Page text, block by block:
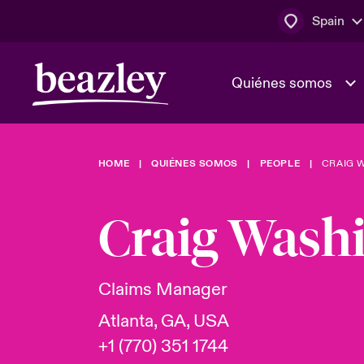
Spain
Quiénes somos
Quiénes somos
El Consejo
Trabaja
Ver más novedades
En portada
Área de clientes
Clientes
HOME QUIÉNES SOMOS PEOPLE CRAIG
Craig
Claims Manager
Atlanta, GA, USA
+1 (770) 351 1744